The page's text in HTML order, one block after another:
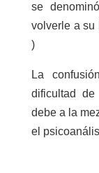
se
volverle a su
)
La
dificultad
debe a la
el